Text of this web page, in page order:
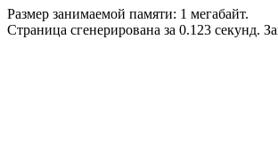
Размер занимаемой памяти: 1 мегабайт.
Страница сгенерирована за 0.123 секунд.